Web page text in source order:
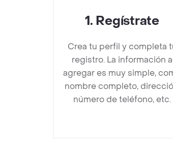
1. Regístrate
Crea tu perfil y completa
registro. La información a
agregar es muy simple,
nombre completo,
número de teléfono, etc.